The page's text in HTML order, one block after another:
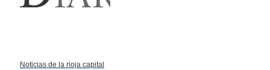
Noticias de la rioja capital